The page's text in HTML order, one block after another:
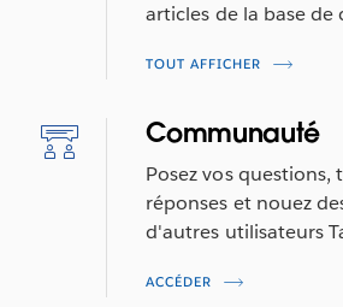
articles de la base de
TOUT AFFICHER
Communauté
Posez vos questions,
réponses et nouez
d'autres utilisateurs
ACCÉDER